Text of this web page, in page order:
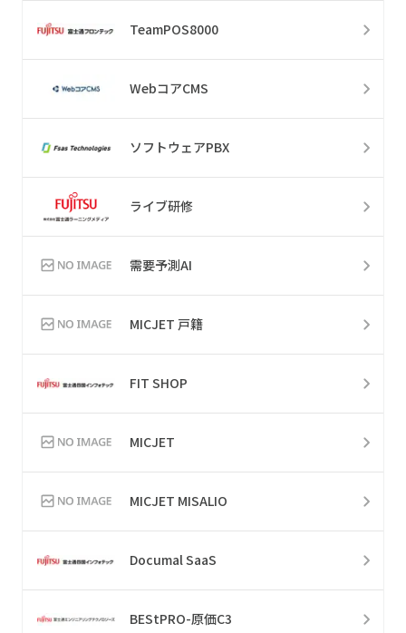
TeamPOS8000
WebコアCMS
ソフトウェアPBX
ライブ研修
需要予測AI
MICJET 戸籍
FIT SHOP
MICJET
MICJET MISALIO
Documal SaaS
BEStPRO-原価C3